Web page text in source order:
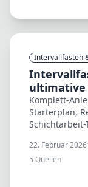
Intervallfasten
ultimative
Komplett-
Starterplan,
22. Februar 2026
5 Quellen